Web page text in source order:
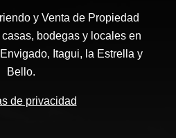
y Venta de Propiedad
bodegas y locales en
Itagui, la Estrella y
Bello.
de privacidad